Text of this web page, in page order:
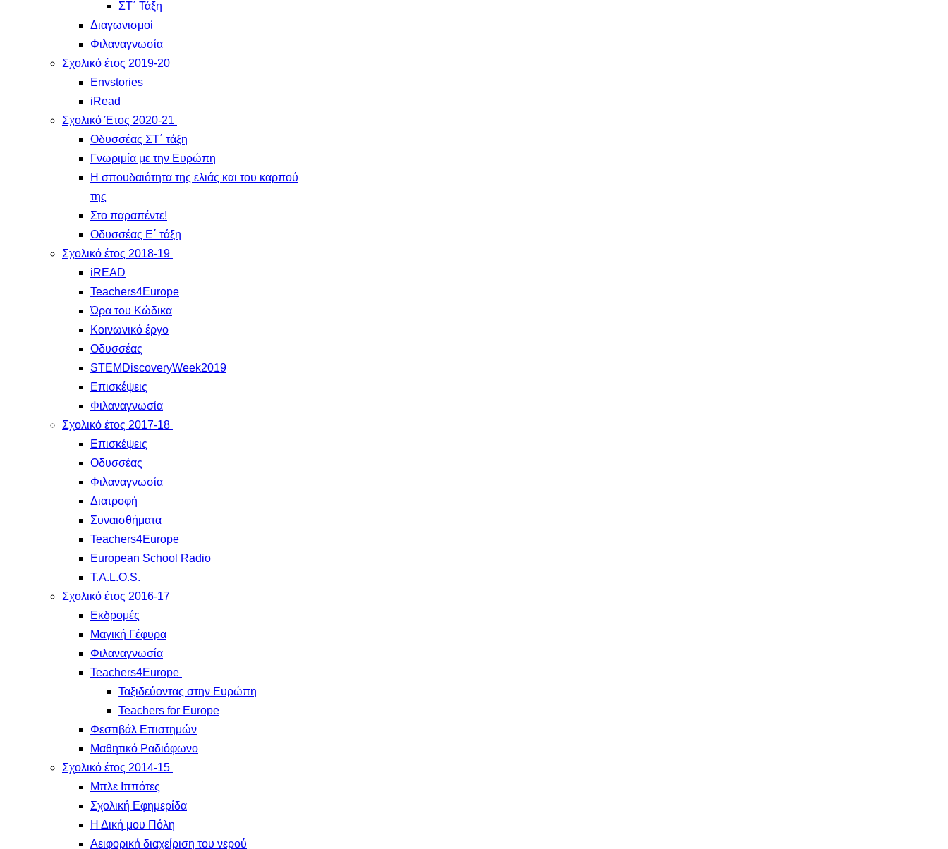
ΣΤ΄ Τάξη
Διαγωνισμοί
Φιλαναγνωσία
Σχολικό έτος 2019-20
Envstories
iRead
Σχολικό Έτος 2020-21
Οδυσσέας ΣΤ΄ τάξη
Γνωριμία με την Ευρώπη
Η σπουδαιότητα της ελιάς και του καρπού
της
Στο παραπέντε!
Οδυσσέας Ε΄ τάξη
Σχολικό έτος 2018-19
iREAD
Teachers4Europe
Ώρα του Κώδικα
Κοινωνικό έργο
Οδυσσέας
STEMDiscoveryWeek2019
Επισκέψεις
Φιλαναγνωσία
Σχολικό έτος 2017-18
Επισκέψεις
Οδυσσέας
Φιλαναγνωσία
Διατροφή
Συναισθήματα
Teachers4Europe
European School Radio
T.A.L.O.S.
Σχολικό έτος 2016-17
Εκδρομές
Μαγική Γέφυρα
Φιλαναγνωσία
Teachers4Europe
Ταξιδεύοντας στην Ευρώπη
Teachers for Europe
Φεστιβάλ Επιστημών
Μαθητικό Ραδιόφωνο
Σχολικό έτος 2014-15
Μπλε Ιππότες
Σχολική Εφημερίδα
Η Δική μου Πόλη
Αειφορική διαχείριση του νερού